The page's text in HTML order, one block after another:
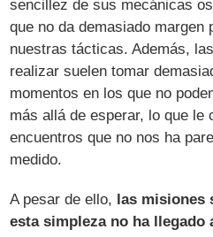
sencillez de sus mecánicas
que no da demasiado
nuestras tácticas. Además,
realizar suelen tomar
momentos en los que no
más allá de esperar, lo que le
encuentros que no nos ha
medido.
A pesar de ello, las misiones
esta simpleza no ha llegado